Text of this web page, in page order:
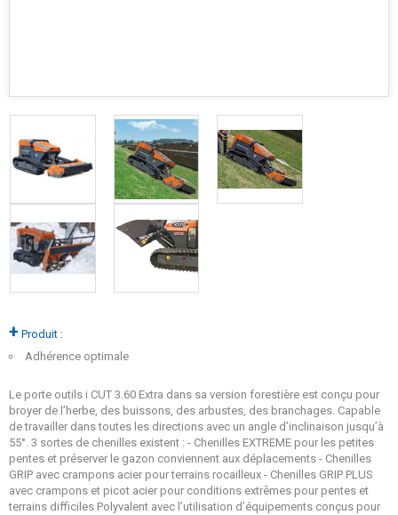
+ Produit :
Adhérence optimale
Le porte outils i CUT 3.60 Extra dans sa version forestière est conçu pour
broyer de l’herbe, des buissons, des arbustes, des branchages. Capable
de travailler dans toutes les directions avec un angle d’inclinaison jusqu’à
55°. 3 sortes de chenilles existent : - Chenilles EXTREME pour les petites
pentes et préserver le gazon conviennent aux déplacements - Chenilles
GRIP avec crampons acier pour terrains rocailleux - Chenilles GRIP PLUS
avec crampons et picot acier pour conditions extrêmes pour pentes et
terrains difficiles Polyvalent avec l’utilisation d’équipements conçus pour